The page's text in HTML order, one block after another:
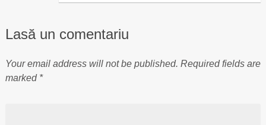
Lasă un comentariu
Your email address will not be published. Required fields are
marked *